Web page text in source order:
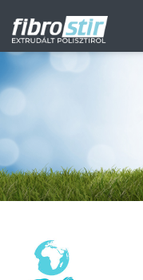
Keresés űrlap